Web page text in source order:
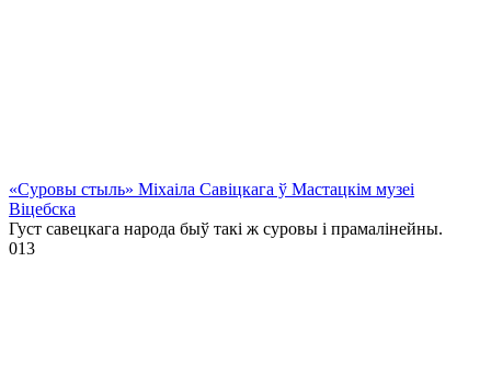
«Суровы стыль» Міхаіла Савіцкага ў Мастацкім музеі
Віцебска
Густ савецкага народа быў такі ж суровы і прамалінейны.
013